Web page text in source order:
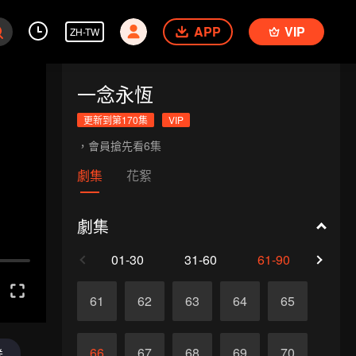
ZH-TW APP VIP
一念永恆
更新到第170集 VIP
，會員搶先看6集
劇集 花絮
劇集
01-30 31-60 61-90
61 62 63 64 65